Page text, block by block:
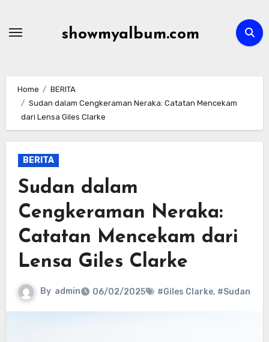
showmyalbum.com
Home
BERITA
Sudan dalam Cengkeraman Neraka: Catatan Mencekam
dari Lensa Giles Clarke
BERITA
Sudan dalam
Cengkeraman Neraka:
Catatan Mencekam dari
Lensa Giles Clarke
By admin 06/02/2025 #Giles Clarke, #Sudan